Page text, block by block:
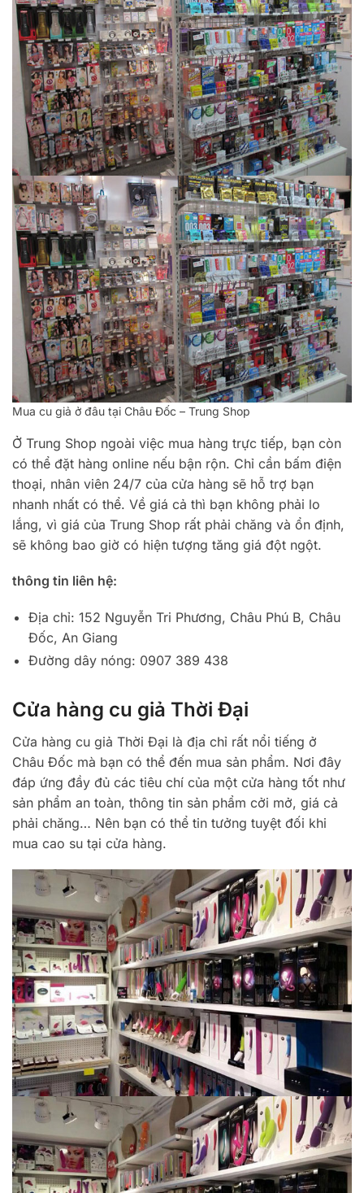
Mua cu giả ở đâu tại Châu Đốc – Trung Shop
Ở Trung Shop ngoài việc mua hàng trực tiếp, bạn còn
có thể đặt hàng online nếu bận rộn. Chỉ cần bấm điện
thoại, nhân viên 24/7 của cửa hàng sẽ hỗ trợ bạn
nhanh nhất có thể. Về giá cả thì bạn không phải lo
lắng, vì giá của Trung Shop rất phải chăng và ổn định,
sẽ không bao giờ có hiện tượng tăng giá đột ngột.
thông tin liên hệ:
Địa chỉ: 152 Nguyễn Tri Phương, Châu Phú B, Châu
Đốc, An Giang
Đường dây nóng: 0907 389 438
Cửa hàng cu giả Thời Đại
Cửa hàng cu giả Thời Đại là địa chỉ rất nổi tiếng ở
Châu Đốc mà bạn có thể đến mua sản phẩm. Nơi đây
đáp ứng đầy đủ các tiêu chí của một cửa hàng tốt như
sản phẩm an toàn, thông tin sản phẩm cởi mở, giá cả
phải chăng… Nên bạn có thể tin tưởng tuyệt đối khi
mua cao su tại cửa hàng.